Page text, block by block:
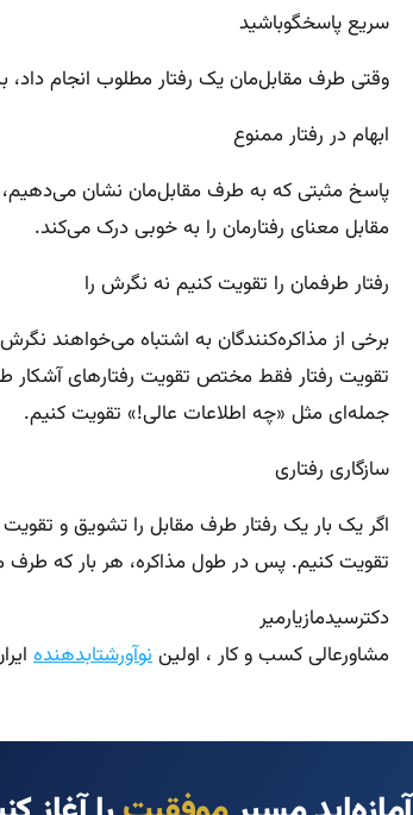
سریع پاسخگو‌باشید
وقتی طرف مقابل‌مان یک رفتار مطلوب انجام داد،
ابهام در رفتار ممنوع
پاسخ مثبتی که به طرف مقابل‌مان نشان
مقابل معنای رفتارمان را به خوبی درک می‌کند.
رفتار طرفمان را تقویت کنیم نه نگرش را
برخی از مذاکره‌کنندگان به اشتباه می‌خواهند
تقویت رفتار فقط مختص تقویت رفتارهای آشکار
جمله‌ای مثل «چه اطلاعات عالی!» تقویت کنیم.
سازگاری رفتاری
اگر یک بار یک رفتار طرف مقابل را تشویق و
تقویت کنیم. پس در طول مذاکره، هر بار که طرف
دکترسیدمازیارمیر
مشاورعالی کسب و کار ، اولیننوآورشتابدهنده